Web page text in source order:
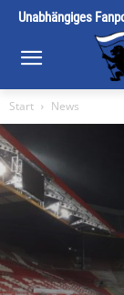
Unabhängiges
Start News